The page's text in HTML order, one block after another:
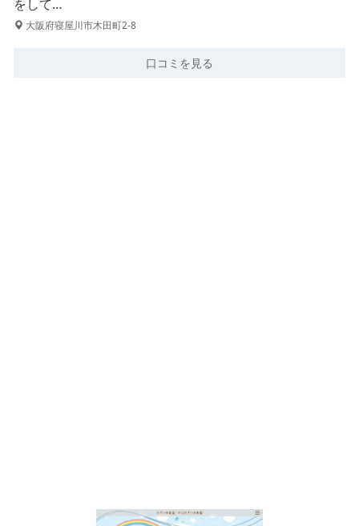
をして…
大阪府寝屋川市木田町2-8
口コミを見る